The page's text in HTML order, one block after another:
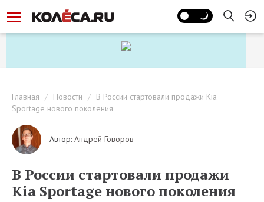
Главная Новости
В России стартовали продажи Kia
Sportage нового поколения
Автор: Андрей Говоров
В России стартовали продажи
Kia Sportage нового поколения